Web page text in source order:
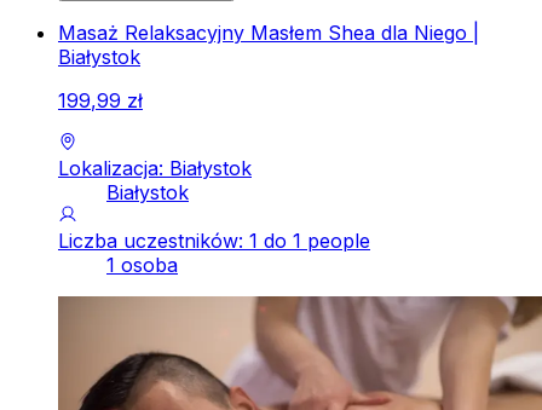
Masaż Relaksacyjny Masłem Shea dla Niego |
Białystok
199,99 zł
Lokalizacja: Białystok
Białystok
Liczba uczestników: 1 do 1 people
1 osoba